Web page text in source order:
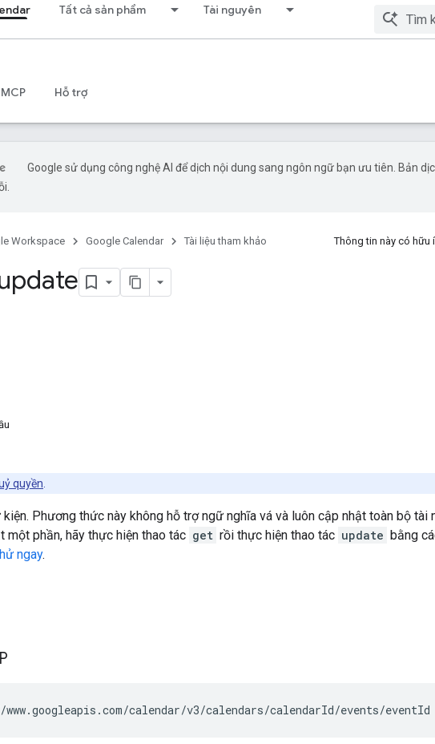
Tất cả sản phẩm Tài nguyên
Hỗ trợ
Google sử dụng công nghệ AI để dịch nội dung sang ngôn ngữ bạn ưu tiên. Bản
Workspace Google Calendar Tài liệu tham khảo Thông tin này có
quyền
kiện. Phương thức này không hỗ trợ ngữ nghĩa vá và luôn cập nhật toàn bộ
một phần, hãy thực hiện thao tác get rồi thực hiện thao tác update bằng
ngay.
www.googleapis.com/calendar/v3/calendars/calendarId/events/eventId